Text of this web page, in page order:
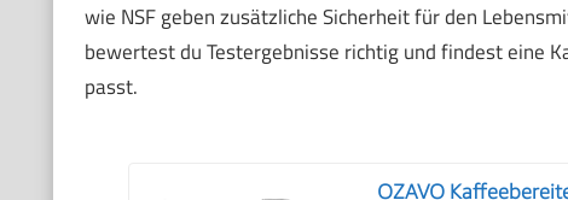
wie NSF geben zusätzliche Sicherheit für den
bewertest du Testergebnisse richtig und findest eine
passt.
OZAVO